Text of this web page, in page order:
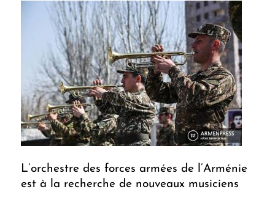
L’orchestre des forces armées de l’Arménie
est à la recherche de nouveaux musiciens